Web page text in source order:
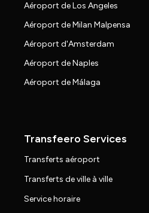
Aéroport de Los Angeles
Aéroport de Milan Malpensa
Aéroport d'Amsterdam
Aéroport de Naples
Aéroport de Málaga
Transfeero Services
Transferts aéroport
Transferts de ville à ville
Service horaire